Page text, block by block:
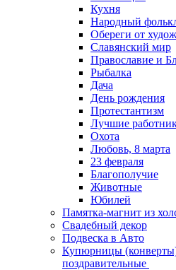
Кухня
Народный
Обереги от
Славянский мир
Православие и
Рыбалка
Дача
День рождения
Протестантизм
Лучшие
Охота
Любовь, 8 марта
23 февраля
Благополучие
Животные
Юбилей
Памятка-магнит из
Свадебный декор
Подвеска в Авто
Купюрницы
поздравительные